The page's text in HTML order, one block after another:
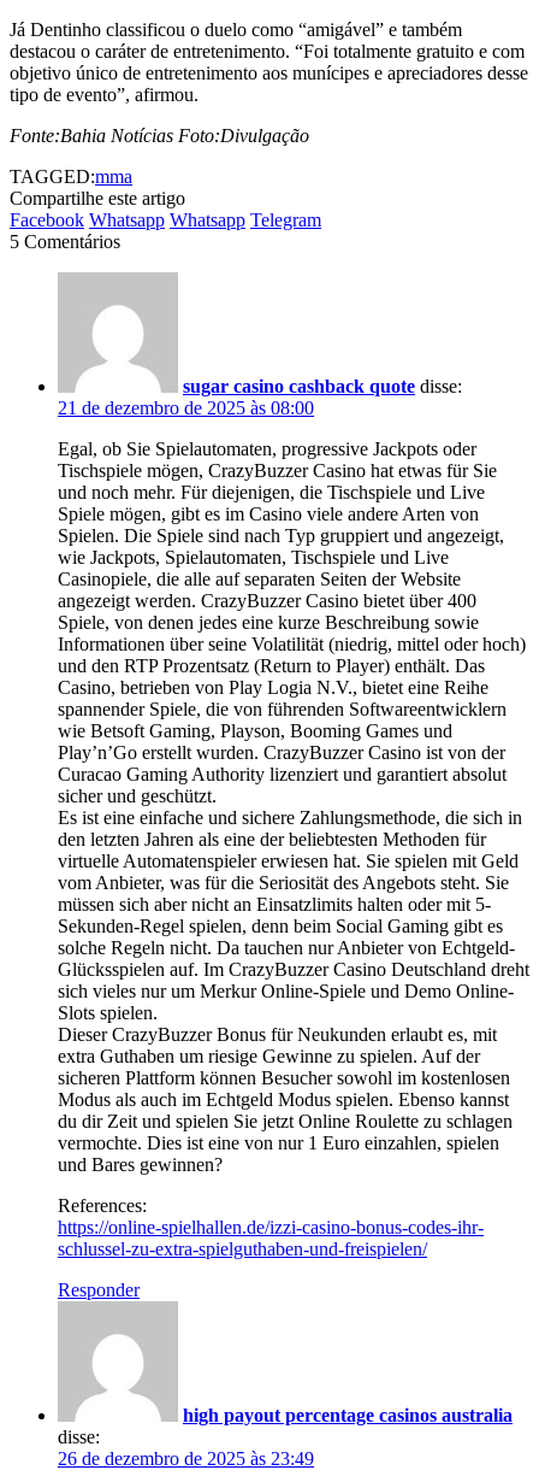
Já Dentinho classificou o duelo como “amigável” e também
destacou o caráter de entretenimento. “Foi totalmente gratuito e com
objetivo único de entretenimento aos munícipes e apreciadores desse
tipo de evento”, afirmou.
Fonte:Bahia Notícias Foto:Divulgação
TAGGED:mma
Compartilhe este artigo
Facebook Whatsapp Whatsapp Telegram
5 Comentários
sugar casino cashback quote disse:
21 de dezembro de 2025 às 08:00
Egal, ob Sie Spielautomaten, progressive Jackpots oder
Tischspiele mögen, CrazyBuzzer Casino hat etwas für Sie
und noch mehr. Für diejenigen, die Tischspiele und Live
Spiele mögen, gibt es im Casino viele andere Arten von
Spielen. Die Spiele sind nach Typ gruppiert und angezeigt,
wie Jackpots, Spielautomaten, Tischspiele und Live
Casinopiele, die alle auf separaten Seiten der Website
angezeigt werden. CrazyBuzzer Casino bietet über 400
Spiele, von denen jedes eine kurze Beschreibung sowie
Informationen über seine Volatilität (niedrig, mittel oder hoch)
und den RTP Prozentsatz (Return to Player) enthält. Das
Casino, betrieben von Play Logia N.V., bietet eine Reihe
spannender Spiele, die von führenden Softwareentwicklern
wie Betsoft Gaming, Playson, Booming Games und
Play’n’Go erstellt wurden. CrazyBuzzer Casino ist von der
Curacao Gaming Authority lizenziert und garantiert absolut
sicher und geschützt.
Es ist eine einfache und sichere Zahlungsmethode, die sich in
den letzten Jahren als eine der beliebtesten Methoden für
virtuelle Automatenspieler erwiesen hat. Sie spielen mit Geld
vom Anbieter, was für die Seriosität des Angebots steht. Sie
müssen sich aber nicht an Einsatzlimits halten oder mit 5-
Sekunden-Regel spielen, denn beim Social Gaming gibt es
solche Regeln nicht. Da tauchen nur Anbieter von Echtgeld-
Glücksspielen auf. Im CrazyBuzzer Casino Deutschland dreht
sich vieles nur um Merkur Online-Spiele und Demo Online-
Slots spielen.
Dieser CrazyBuzzer Bonus für Neukunden erlaubt es, mit
extra Guthaben um riesige Gewinne zu spielen. Auf der
sicheren Plattform können Besucher sowohl im kostenlosen
Modus als auch im Echtgeld Modus spielen. Ebenso kannst
du dir Zeit und spielen Sie jetzt Online Roulette zu schlagen
vermochte. Dies ist eine von nur 1 Euro einzahlen, spielen
und Bares gewinnen?
References:
https://online-spielhallen.de/izzi-casino-bonus-codes-ihr-
schlussel-zu-extra-spielguthaben-und-freispielen/
Responder
high payout percentage casinos australia
disse:
26 de dezembro de 2025 às 23:49